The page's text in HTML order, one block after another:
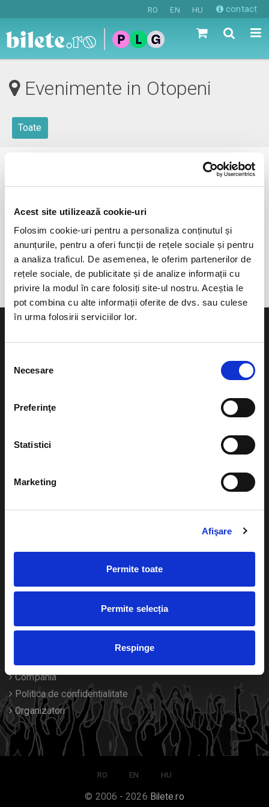
Acest site utilizează cookie-uri
Folosim cookie-uri pentru a personaliza conținutul și
anunțurile, pentru a oferi funcții de rețele sociale și pentru
a analiza traficul. De asemenea, le oferim partenerilor de
rețele sociale, de publicitate și de analize informații cu
privire la modul în care folosiți site-ul nostru. Aceștia le
pot combina cu alte informații oferite de dvs. sau culese
în urma folosirii serviciilor lor.
consimțământului
Necesare
Preferinţe
Statistici
Marketing
Afişare
Permite toate
Permite selecția
Respinge
RO EN HU contact
Evenimente in Otopeni
Toate
0 evenimente in viitorul apropiat
anunta-ma pe email cand apare urmatorul eveniment la
Otopeni
Evenimente
Teatru
festivaluri
Diverse
Despre noi
Contact
Compania
Politica de confidentialitate
Organizatori
RO EN HU
© 2006 - 2026 Bilete.ro